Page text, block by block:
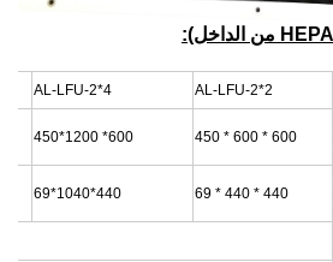
AL-LFU-2*2
AL-LFU-2*4
600 * 600 * 450
600* 1200*450
440 * 440 * 69
440*1040*69